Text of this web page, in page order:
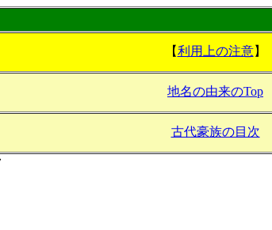
【利用上の注意】
地名の由来のTop
古代豪族の目次